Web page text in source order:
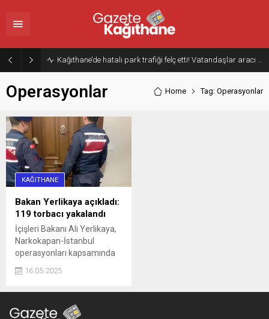
Operasyonlar Home Tag: Operasyonlar
KAĞITHANE
Bakan Yerlikaya açıkladı:
119 torbacı yakalandı
İçişleri Bakanı Ali Yerlikaya,
Narkokapan-İstanbul
operasyonları kapsamında
açıkladı. Yerlikaya,
ise adli kontrol kararı
16.05.2025